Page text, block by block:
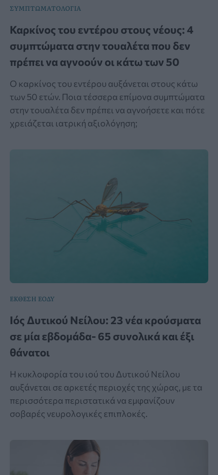
ΣΥΜΠΤΩΜΑΤΟΛΟΓΙΑ
Καρκίνος του εντέρου στους νέους: 4
συμπτώματα στην τουαλέτα που δεν
πρέπει να αγνοούν οι κάτω των 50
Ο καρκίνος του εντέρου αυξάνεται στους κάτω
των 50 ετών. Ποια τέσσερα επίμονα συμπτώματα
στην τουαλέτα δεν πρέπει να αγνοήσετε και πότε
χρειάζεται ιατρική αξιολόγηση;
ΕΚΘΕΣΗ ΕΟΔΥ
Ιός Δυτικού Νείλου: 23 νέα κρούσματα
σε μία εβδομάδα- 65 συνολικά και έξι
θάνατοι
Η κυκλοφορία του ιού του Δυτικού Νείλου
αυξάνεται σε αρκετές περιοχές της χώρας, με τα
περισσότερα περιστατικά να εμφανίζουν
σοβαρές νευρολογικές επιπλοκές.